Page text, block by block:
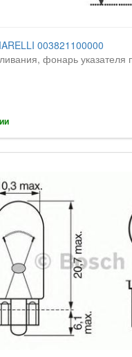
003821100000
фонарь указателя